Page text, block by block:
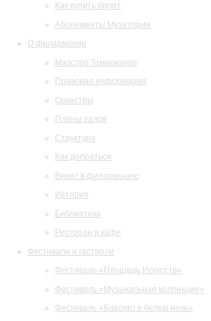
Как купить билет
Абонементы Музитория
О филармонии
Маэстро Темирканов
Правовая информация
Оркестры
Планы залов
Структура
Как добраться
Визит в филармонию
История
Библиотека
Ресторан и кафе
Фестивали и гастроли
Фестиваль «Площадь Искусств»
Фестиваль «Музыкальная коллекция»
Фестиваль «Барокко в белую ночь»